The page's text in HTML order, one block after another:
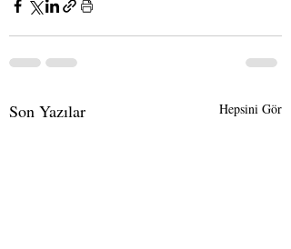
Son Yazılar Hepsini Gör